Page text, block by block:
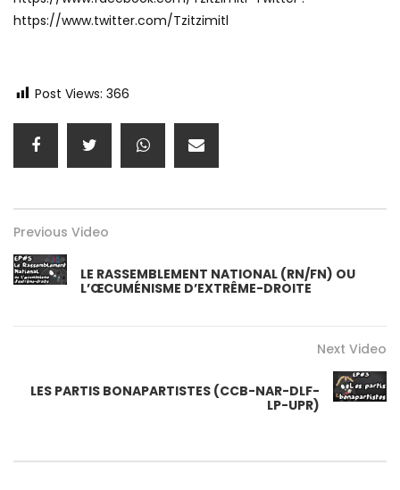
https://www.twitter.com/Tzitzimitl
Post Views: 366
Previous Video
LE RASSEMBLEMENT NATIONAL (RN/FN) OU
L’ŒCUMÉNISME D’EXTRÊME-DROITE
Next Video
LES PARTIS BONAPARTISTES (CCB-NAR-DLF-
LP-UPR)